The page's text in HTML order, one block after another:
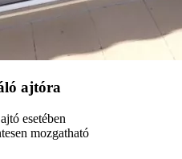
ajtóra
esetében
mozgatható